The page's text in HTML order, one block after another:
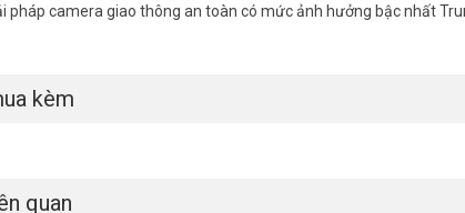
pháp camera giao thông an toàn có mức ảnh hưởng bậc nhất
kèm
quan